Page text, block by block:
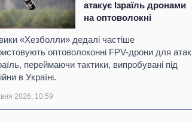
атакує Ізраїль дронами
на оптоволокні
«Хезболли» дедалі частіше
оптоволоконні FPV-дрони для атак
переймаючи тактики, випробувані під
в Україні.
2026, 10:59